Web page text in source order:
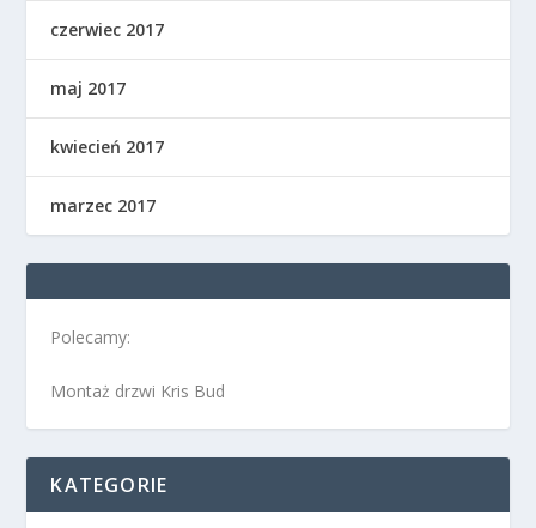
czerwiec 2017
maj 2017
kwiecień 2017
marzec 2017
Polecamy:
Montaż drzwi Kris Bud
KATEGORIE